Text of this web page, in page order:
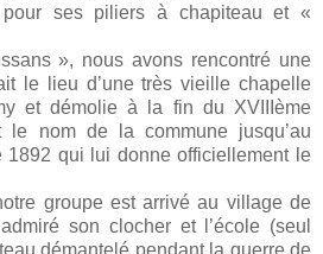
ses piliers à chapiteau et «
», nous avons rencontré une
le lieu d’une très vieille chapelle
et démolie à la fin du XVIIIème
le nom de la commune jusqu’au
1892 qui lui donne officiellement le
groupe est arrivé au village de
son clocher et l’école (seul
démantelé pendant la guerre de